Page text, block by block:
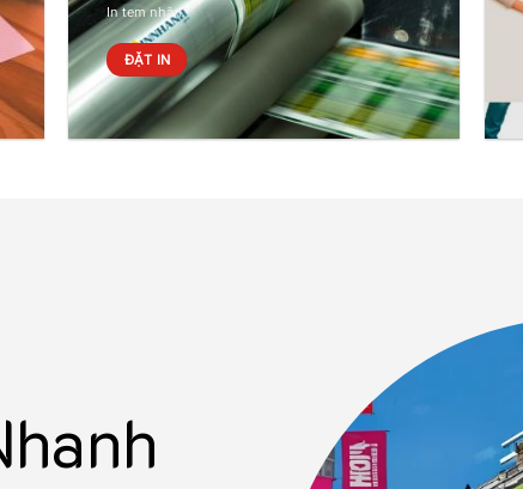
In tem nhãn
ĐẶT IN